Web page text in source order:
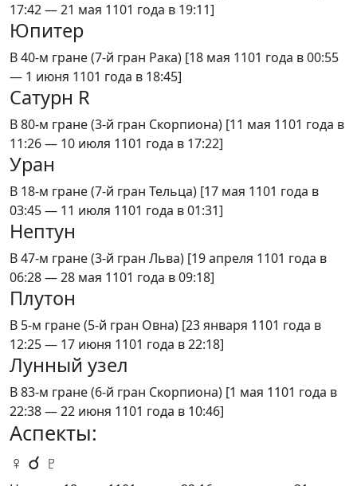
17:42 — 21 мая 1101 года в 19:11]
Юпитер
В 40-м гране (7-й гран Рака) [18 мая 1101 года в 00:55
— 1 июня 1101 года в 18:45]
Сатурн R
В 80-м гране (3-й гран Скорпиона) [11 мая 1101 года в
11:26 — 10 июля 1101 года в 17:22]
Уран
В 18-м гране (7-й гран Тельца) [17 мая 1101 года в
03:45 — 11 июля 1101 года в 01:31]
Нептун
В 47-м гране (3-й гран Льва) [19 апреля 1101 года в
06:28 — 28 мая 1101 года в 09:18]
Плутон
В 5-м гране (5-й гран Овна) [23 января 1101 года в
12:25 — 17 июня 1101 года в 22:18]
Лунный узел
В 83-м гране (6-й гран Скорпиона) [1 мая 1101 года в
22:38 — 22 июня 1101 года в 10:46]
Аспекты:
♀ ☌ ♇